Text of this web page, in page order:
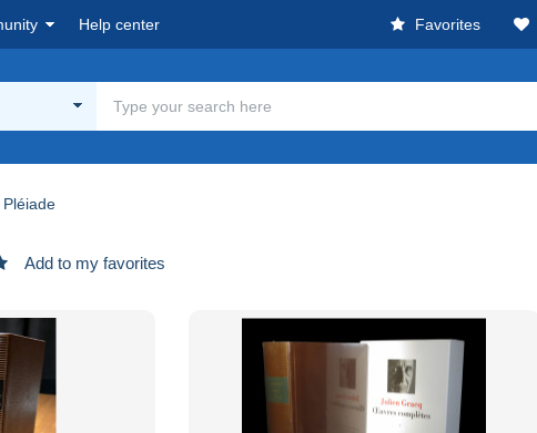
Help center Favorites
Pléiade
Add to my favorites